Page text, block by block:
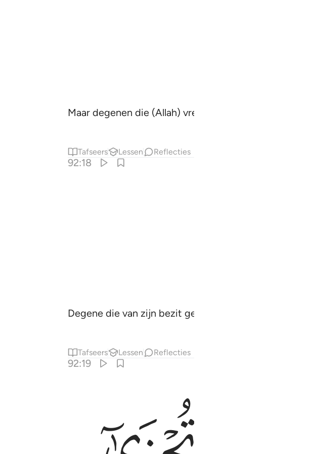
Maar degenen die (Allah) vrezen zal daar ver van
Tafseers Lessen Reflecties
92:18
Degene die van zijn bezit geeft om zich te reinigen.
Tafseers Lessen Reflecties
92:19